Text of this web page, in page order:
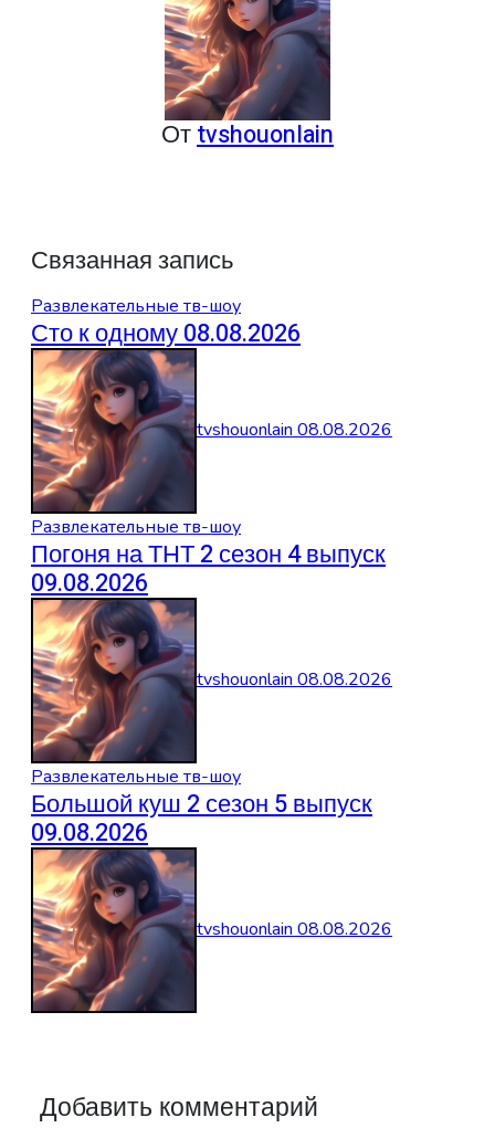
Отtvshouonlain
Связанная запись
Развлекательные тв-шоу
Сто к одному 08.08.2026
tvshouonlain 08.08.2026
Развлекательные тв-шоу
Погоня на ТНТ 2 сезон 4 выпуск
09.08.2026
tvshouonlain 08.08.2026
Развлекательные тв-шоу
Большой куш 2 сезон 5 выпуск
09.08.2026
tvshouonlain 08.08.2026
Добавить комментарий